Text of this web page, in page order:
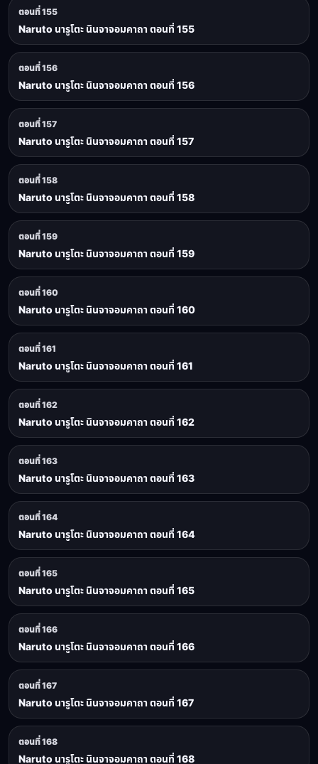
ตอนที่ 155
Naruto นารูโตะ นินจาจอมคาถา ตอนที่ 155
ตอนที่ 156
Naruto นารูโตะ นินจาจอมคาถา ตอนที่ 156
ตอนที่ 157
Naruto นารูโตะ นินจาจอมคาถา ตอนที่ 157
ตอนที่ 158
Naruto นารูโตะ นินจาจอมคาถา ตอนที่ 158
ตอนที่ 159
Naruto นารูโตะ นินจาจอมคาถา ตอนที่ 159
ตอนที่ 160
Naruto นารูโตะ นินจาจอมคาถา ตอนที่ 160
ตอนที่ 161
Naruto นารูโตะ นินจาจอมคาถา ตอนที่ 161
ตอนที่ 162
Naruto นารูโตะ นินจาจอมคาถา ตอนที่ 162
ตอนที่ 163
Naruto นารูโตะ นินจาจอมคาถา ตอนที่ 163
ตอนที่ 164
Naruto นารูโตะ นินจาจอมคาถา ตอนที่ 164
ตอนที่ 165
Naruto นารูโตะ นินจาจอมคาถา ตอนที่ 165
ตอนที่ 166
Naruto นารูโตะ นินจาจอมคาถา ตอนที่ 166
ตอนที่ 167
Naruto นารูโตะ นินจาจอมคาถา ตอนที่ 167
ตอนที่ 168
Naruto นารูโตะ นินจาจอมคาถา ตอนที่ 168